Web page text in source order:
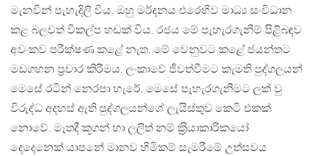
මැනවින් පැහැදිලි විය. ඔහු මර්දනය එරෙහිව මාධ්‍ය සංවිධාන
කළ බලවත් විකල්ප හඬක් විය. රජය මේ පැහැරගැනීම් පිළිබඳව
අවංකව පරීක්ෂණ කළේ නැත. මේ වෙනුවට කළේ ජයන්තට
මඩගහන ප‍්‍රචාර කිරීමය. ලංකාවේ ජීවත්වීමට කැමති පුද්ගලයන්
මෙසේ රටින් නෙරපා හැරේ. මෙසේ පැහැරගැනීමට ලක් වු
විරුද්ධ අදහස් ඇති පුද්ගලයන්ගේ ලැයිස්තුව කෙටි එකක්
නොවේ. මෑතදී කූගන් හා ලලිත් නම් ක‍්‍රියාකාරිකයෝ
දෙදෙනෙක් යාපනේ මානව හිමිකම් සැමරීමේ උත්සවය